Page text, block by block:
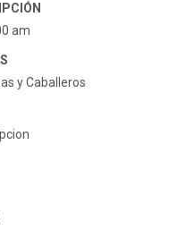
am
y Caballeros